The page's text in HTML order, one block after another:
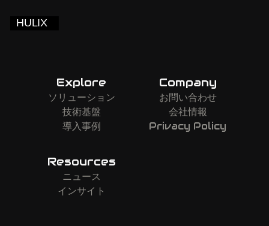
Explore
ソリューション
技術基盤
導入事例
Company
お問い合わせ
会社情報
Privacy Policy
Resources
ニュース
インサイト